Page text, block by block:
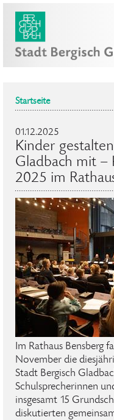
Startseite
01.12.2025
Kinder
Gladbach mit –
2025 im
Im Rathaus Bensberg
November die
Stadt Bergisch
Schulsprecherinnen
insgesamt 15
diskutierten